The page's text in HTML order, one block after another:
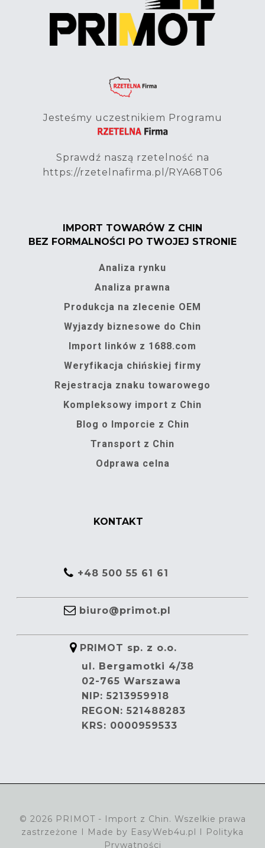
Jesteśmy uczestnikiem Programu
Sprawdź naszą rzetelność na
https://rzetelnafirma.pl/RYA68T06
IMPORT TOWARÓW Z CHIN
BEZ FORMALNOŚCI PO TWOJEJ STRONIE
Analiza rynku
Analiza prawna
Produkcja na zlecenie OEM
Wyjazdy biznesowe do Chin
Import linków z 1688.com
Weryfikacja chińskiej firmy
Rejestracja znaku towarowego
Kompleksowy import z Chin
Blog o Imporcie z Chin
Transport z Chin
Odprawa celna
KONTAKT
+48 500 55 61 61
biuro@primot.pl
PRIMOT sp. z o.o.
ul. Bergamotki 4/38
02-765 Warszawa
NIP: 5213959918
REGON: 521488283
KRS: 0000959533
© 2026 PRIMOT - Import z Chin. Wszelkie prawa
zastrzeżone I Made by EasyWeb4u.pl I Polityka
Prywatności